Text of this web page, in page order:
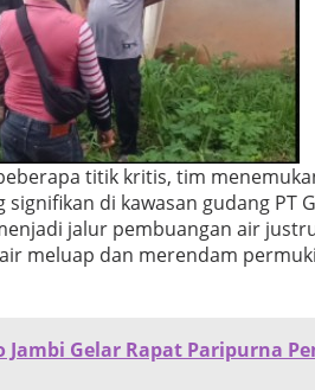
titik kritis, tim
di kawasan gudang PT
jalur pembuangan air
meluap dan merendam
Jambi Gelar Rapat Paripurna